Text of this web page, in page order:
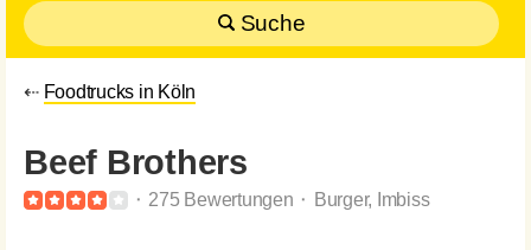
Suche
⇠ Foodtrucks in Köln
Beef Brothers
⬝ 275 Bewertungen ⬝ Burger, Imbiss